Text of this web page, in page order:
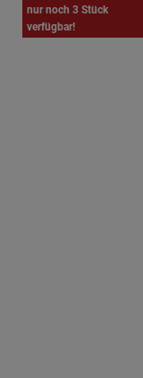
nur noch 3 Stück
verfügbar!